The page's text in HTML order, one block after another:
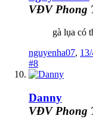
VĐV Phong
gà lụa có
nguyenha07,
#8
Danny
VĐV Phong